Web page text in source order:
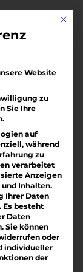
Mit
Website
zu
Sie Ihre
auf
während
zu
verarbeitet
Anzeigen
Inhalten.
Ihrer Daten
. Es besteht
Daten
Sie können
oder
individueller
der